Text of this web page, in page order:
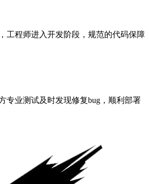
工程师进入开发阶段，规范的代码保障
专业测试及时发现修复bug，顺利部署